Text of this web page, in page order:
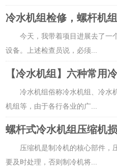
今天，我带着项目进展去了一
设备。上述检查员说，必须...
冷水机组俗称冷水机组、冷水
机组等，由于各行各业的广...
螺杆式冷水机组压缩机
压缩机是制冷机的核心部件，
要及时处理，否则制冷机将...